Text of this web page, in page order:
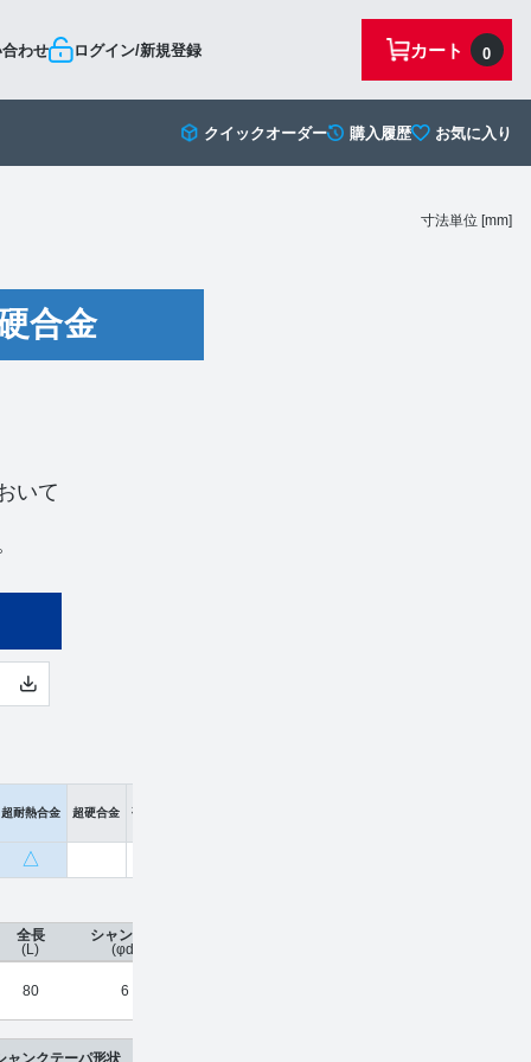
わせ ログイン/新規登録 0
カート
クイックオーダー 購入履歴 お気に入り
合金
いて
超耐熱合金 超硬合金 硬脆材
△
寸法単位 [mm]
全長
(L)
80
シャンク径
(φd)
6
ャンクテーパ形状